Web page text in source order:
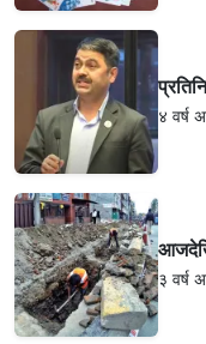
४ वर्ष
३ वर्ष